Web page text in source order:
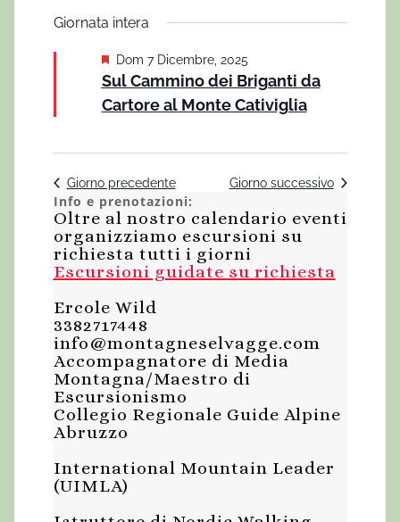
v
e
i
f
o
r
D
o
m
D
n
t
R
c
e
c
a
e
i
s
t
N
a
i
o
e
o
n
a
l
a
d
a
t
a
.
Giornata intera
Sul Cammino dei Briganti da
Cartore al Monte Cativiglia
S
e
g
n
t
i
Dom 7 Dicembre, 2025
Giorno precedente Giorno successivo
Info e prenotazioni:
Oltre al nostro calendario eventi
organizziamo escursioni su
richiesta tutti i giorni
Escursioni guidate su richiesta
Ercole Wild
3382717448
info@montagneselvagge.com
Accompagnatore di Media
Montagna/Maestro di
Escursionismo
Collegio Regionale Guide Alpine
Abruzzo
International Mountain Leader
(UIMLA)